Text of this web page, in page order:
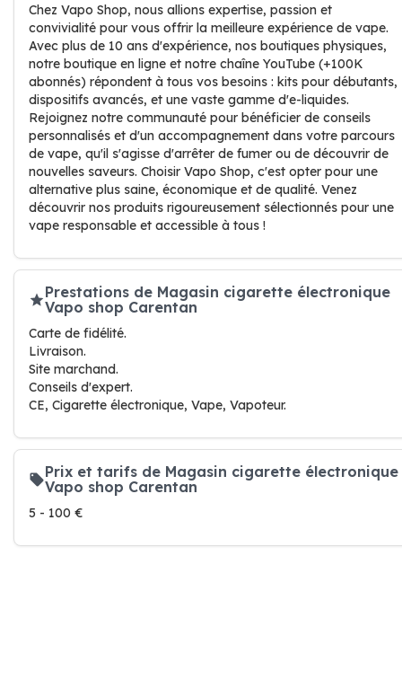
Chez Vapo Shop, nous allions expertise, passion et
convivialité pour vous offrir la meilleure expérience de vape.
Avec plus de 10 ans d'expérience, nos boutiques physiques,
notre boutique en ligne et notre chaîne YouTube (+100K
abonnés) répondent à tous vos besoins : kits pour débutants,
dispositifs avancés, et une vaste gamme d'e-liquides.
Rejoignez notre communauté pour bénéficier de conseils
personnalisés et d'un accompagnement dans votre parcours
de vape, qu'il s'agisse d'arrêter de fumer ou de découvrir de
nouvelles saveurs. Choisir Vapo Shop, c'est opter pour une
alternative plus saine, économique et de qualité. Venez
découvrir nos produits rigoureusement sélectionnés pour une
vape responsable et accessible à tous !
Prestations de Magasin cigarette électronique
Vapo shop Carentan
Carte de fidélité.
Livraison.
Site marchand.
Conseils d'expert.
CE, Cigarette électronique, Vape, Vapoteur.
Prix et tarifs de Magasin cigarette électronique
Vapo shop Carentan
5 - 100 €